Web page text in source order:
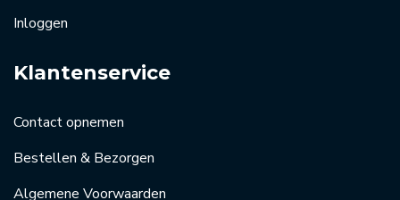
Inloggen
Klantenservice
Contact opnemen
Bestellen & Bezorgen
Algemene Voorwaarden